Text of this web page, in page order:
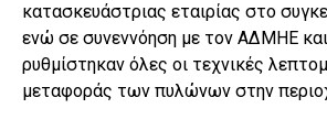
κατασκευάστριας εταιρίας στο
ενώ σε συνεννόηση με τον ΑΔΜΗΕ
ρυθμίστηκαν όλες οι τεχνικές
μεταφοράς των πυλώνων στην